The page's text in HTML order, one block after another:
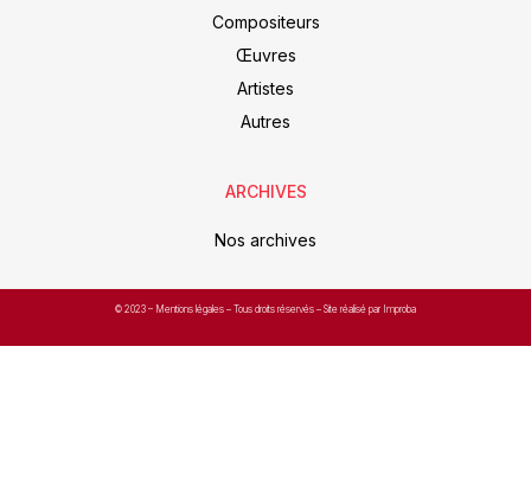
Compositeurs
Œuvres
Artistes
Autres
ARCHIVES
Nos archives
© 2023 – Mentions légales – Tous droits réservés – Site réalisé par Improba